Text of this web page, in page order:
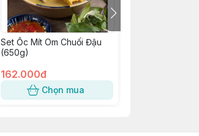
Set Ốc Mít Om Chuối Đậu
(650g)
162.000đ
Chọn mua